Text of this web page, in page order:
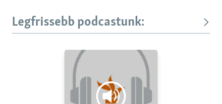
Legfrissebb podcastunk: